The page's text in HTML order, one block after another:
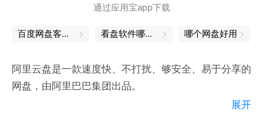
PPT生成等实用AI工具，各类需求轻松拿捏。
4、AI相机：拍照即问，快速解答，支持拍照解题、扫
5、AI通讯录：一键备份通讯录，文件秒传联系人，共
享协作更便捷。
6、安全无忧：公安部三级等保、工信部
通过应用宝app下载
百度网盘客户端 看盘软件哪个最好 哪个网盘好用
阿里云盘是一款速度快、不打扰、够安全、易于分享的
网盘，由阿里巴巴集团出品。
展开